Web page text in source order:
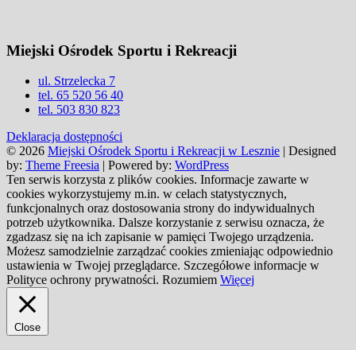
Miejski Ośrodek Sportu i Rekreacji
ul. Strzelecka 7
tel. 65 520 56 40
tel. 503 830 823
Deklaracja dostępności
© 2026 Miejski Ośrodek Sportu i Rekreacji w Lesznie | Designed
by: Theme Freesia | Powered by: WordPress
Ten serwis korzysta z plików cookies. Informacje zawarte w
cookies wykorzystujemy m.in. w celach statystycznych,
funkcjonalnych oraz dostosowania strony do indywidualnych
potrzeb użytkownika. Dalsze korzystanie z serwisu oznacza, że
zgadzasz się na ich zapisanie w pamięci Twojego urządzenia.
Możesz samodzielnie zarządzać cookies zmieniając odpowiednio
ustawienia w Twojej przeglądarce. Szczegółowe informacje w
Polityce ochrony prywatności. Rozumiem Więcej
Close